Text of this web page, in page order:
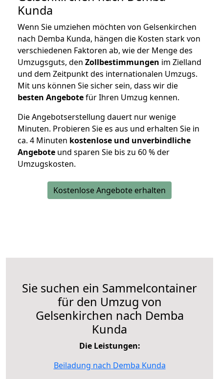
Kunda
Wenn Sie umziehen möchten von Gelsenkirchen
nach Demba Kunda, hängen die Kosten stark von
verschiedenen Faktoren ab, wie der Menge des
Umzugsguts, den Zollbestimmungen im Zielland
und dem Zeitpunkt des internationalen Umzugs.
Mit uns können Sie sicher sein, dass wir die
besten Angebotefür Ihren Umzug kennen.
Die Angebotserstellung dauert nur wenige
Minuten. Probieren Sie es aus und erhalten Sie in
ca. 4 Minuten kostenlose und unverbindliche
Angebote und sparen Sie bis zu 60 % der
Umzugskosten.
Kostenlose Angebote erhalten
Sie suchen ein Sammelcontainer
für den Umzug von
Gelsenkirchen nach Demba
Kunda
Die Leistungen:
Beiladung nach Demba Kunda